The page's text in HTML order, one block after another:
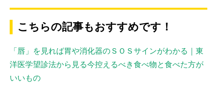
こちらの記事もおすすめです！
「唇」を見れば胃や消化器のＳＯＳサインがわかる｜東
洋医学望診法から見る今控えるべき食べ物と食べた方が
いいもの